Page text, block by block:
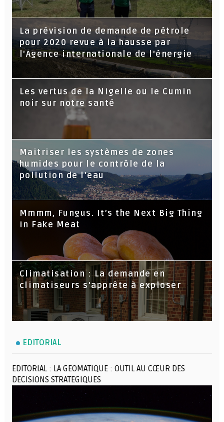
La prévision de demande de pétrole
pour 2020 revue à la hausse par
l'Agence internationale de l'énergie
Les vertus de la Nigelle ou le Cumin
noir sur notre santé
Maitriser les systèmes de zones
humides pour le contrôle de la
pollution de l'eau
Mmmm, Fungus. It’s the Next Big Thing
in Fake Meat
Climatisation : La demande en
climatiseurs s'apprête à exploser
EDITORIAL
EDITORIAL : LA GEOMATIQUE : OUTIL AU CŒUR DES
DECISIONS STRATEGIQUES